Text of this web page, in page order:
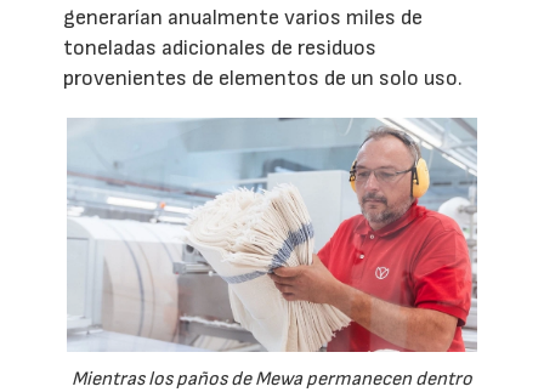
generarían anualmente varios miles de
toneladas adicionales de residuos
provenientes de elementos de un solo uso.
Mientras los paños de Mewa permanecen dentro